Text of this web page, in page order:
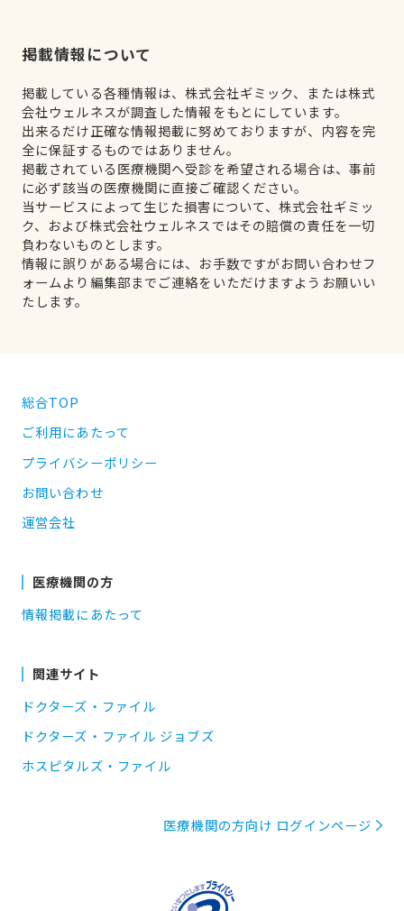
掲載情報について
掲載している各種情報は、株式会社ギミック、または株式
会社ウェルネスが調査した情報をもとにしています。
出来るだけ正確な情報掲載に努めておりますが、内容を完
全に保証するものではありません。
掲載されている医療機関へ受診を希望される場合は、事前
に必ず該当の医療機関に直接ご確認ください。
当サービスによって生じた損害について、株式会社ギミッ
ク、および株式会社ウェルネスではその賠償の責任を一切
負わないものとします。
情報に誤りがある場合には、お手数ですがお問い合わせフ
ォームより編集部までご連絡をいただけますようお願いい
たします。
総合TOP
ご利用にあたって
プライバシーポリシー
お問い合わせ
運営会社
医療機関の方
情報掲載にあたって
関連サイト
ドクターズ・ファイル
ドクターズ・ファイル ジョブズ
ホスピタルズ・ファイル
医療機関の方向け ログインページ